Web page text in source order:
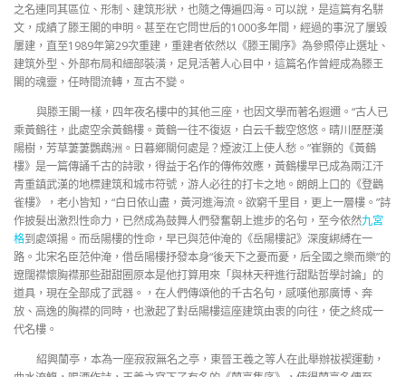
之名連同其區位、形制、建筑形狀，也隨之傳遍四海。可以說，是這篇有名駢
文，成績了滕王閣的申明。甚至在它問世后的1000多年間，經過的事況了屢毀
屢建，直至1989年第29次重建，重建者依然以《滕王閣序》為參照停止選址、
建筑外型、外部布局和細部裝潢，足見活著人心目中，這篇名作曾經成為滕王
閣的魂靈，任時間流轉，亙古不變。
與滕王閣一樣，四年夜名樓中的其他三座，也因文學而著名遐邇。“古人已
乘黃鶴往，此處空余黃鶴樓。黃鶴一往不復返，白云千載空悠悠。晴川歷歷漢
陽樹，芳草萋萋鸚鵡洲。日暮鄉關何處是？煙波江上使人愁。”崔顥的《黃鶴
樓》是一篇傳誦千古的詩歌，得益于名作的傳佈效應，黃鶴樓早已成為兩江汗
青重鎮武漢的地標建筑和城市符號，游人必往的打卡之地。朗朗上口的《登鸛
雀樓》，老小皆知，“白日依山盡，黃河進海流。欲窮千里目，更上一層樓。”詩
作披髮出激烈性命力，已然成為鼓舞人們發奮朝上進步的名句，至今依然九宮
格到處頌揚。而岳陽樓的性命，早已與范仲淹的《岳陽樓記》深度綁縛在一
路。北宋名臣范仲淹，借岳陽樓抒發本身“後天下之憂而憂，后全國之樂而樂”的
遼闊襟懷胸襟那些甜甜圈原本是他打算用來「與林天秤進行甜點哲學討論」的
道具，現在全部成了武器。，在人們傳頌他的千古名句，感嘆他那廣博、奔
放、高逸的胸襟的同時，也激起了對岳陽樓這座建筑由衷的向往，使之終成一
代名樓。
紹興蘭亭，本為一座寂寂無名之亭，東晉王羲之等人在此舉辦祓禊運動，